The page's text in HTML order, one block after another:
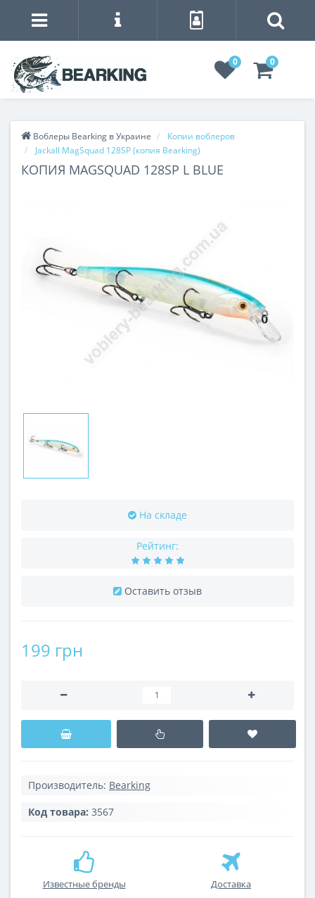
0 0
Воблеры Bearking в Украине
Копии воблеров
Jackall MagSquad 128SP (копия Bearking)
КОПИЯ MAGSQUAD 128SP L BLUE
На складе
Рейтинг:
Оставить отзыв
199 грн
Производитель: Bearking
Код товара: 3567
Известные бренды Доставка